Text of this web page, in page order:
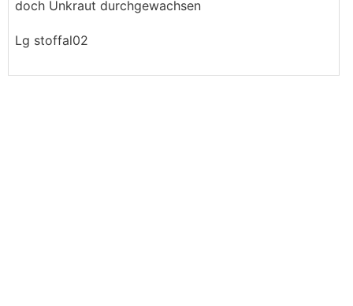
doch Unkraut durchgewachsen
Lg stoffal02